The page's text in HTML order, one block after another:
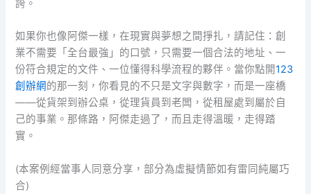
誇。
如果你也像阿傑一樣，在現實與夢想之間掙扎，請記住：創
業不需要「全台最強」的口號，只需要一個合法的地址、一
份符合規定的文件、一位懂得科學流程的夥伴。當你點開123
創辦網的那一刻，你看見的不只是文字與數字，而是一座橋
——從貨架到辦公桌，從理貨員到老闆，從租屋處到屬於自
己的事業。那條路，阿傑走過了，而且走得溫暖，走得踏
實。
(本案例經當事人同意分享，部分為虛擬情節如有雷同純屬巧
合)